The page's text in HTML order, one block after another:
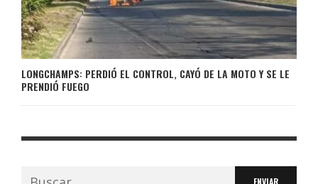
LONGCHAMPS: PERDIÓ EL CONTROL, CAYÓ DE LA MOTO Y SE LE
PRENDIÓ FUEGO
Buscar: